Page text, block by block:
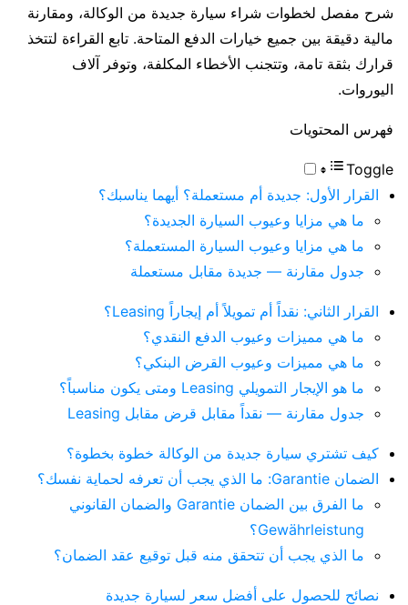
شرح مفصل لخطوات شراء سيارة جديدة من الوكالة، ومقارنة
مالية دقيقة بين جميع خيارات الدفع المتاحة. تابع القراءة لتتخذ
قرارك بثقة تامة، وتتجنب الأخطاء المكلفة، وتوفر آلاف
اليوروات.
فهرس المحتويات
Toggle
القرار الأول: جديدة أم مستعملة؟ أيهما يناسبك؟
ما هي مزايا وعيوب السيارة الجديدة؟
ما هي مزايا وعيوب السيارة المستعملة؟
جدول مقارنة — جديدة مقابل مستعملة
القرار الثاني: نقداً أم تمويلاً أم إيجاراً Leasing؟
ما هي مميزات وعيوب الدفع النقدي؟
ما هي مميزات وعيوب القرض البنكي؟
ما هو الإيجار التمويلي Leasing ومتى يكون مناسباً؟
جدول مقارنة — نقداً مقابل قرض مقابل Leasing
كيف تشتري سيارة جديدة من الوكالة خطوة بخطوة؟
الضمان Garantie: ما الذي يجب أن تعرفه لحماية نفسك؟
ما الفرق بين الضمان Garantie والضمان القانوني
Gewährleistung؟
ما الذي يجب أن تتحقق منه قبل توقيع عقد الضمان؟
نصائح للحصول على أفضل سعر لسيارة جديدة